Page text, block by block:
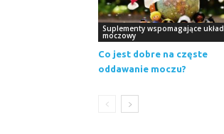
Suplementy wspomagające układ
moczowy
Co jest dobre na częste
oddawanie moczu?